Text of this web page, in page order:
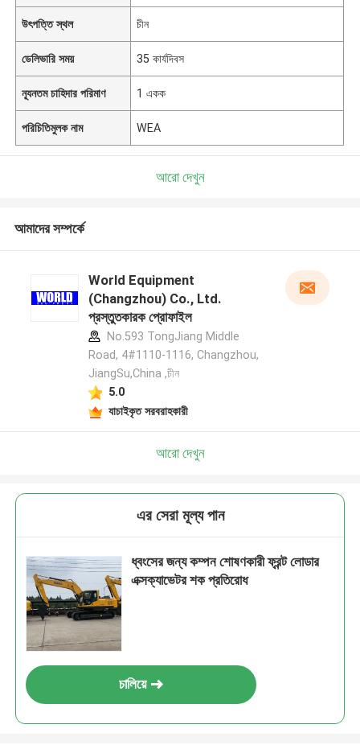
উৎপত্তি স্থল চীন
ডেলিভারি সময় 35 কার্যদিবস
ন্যূনতম চাহিদার পরিমাণ 1 একক
পরিচিতিমুলক নাম WEA
আরো দেখুন
আমাদের সম্পর্কে
World Equipment
(Changzhou) Co., Ltd.
প্রস্তুতকারক প্রোফাইল
No.593 TongJiang Middle
Road, 4#1110-1116, Changzhou,
JiangSu,China ,চীন
5.0
যাচাইকৃত সরবরাহকারী
আরো দেখুন
এর সেরা মূল্য পান
ধ্বংসের জন্য কম্পন শোষণকারী ফ্রন্ট লোডার
এক্সক্যাভেটর শক প্রতিরোধ
চালিয়ে